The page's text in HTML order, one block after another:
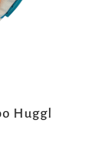
Huggl